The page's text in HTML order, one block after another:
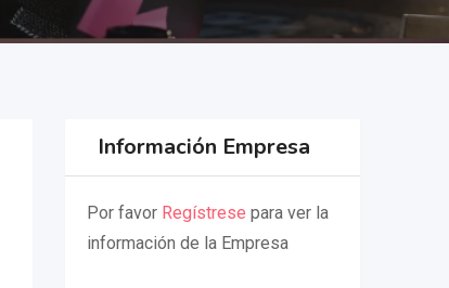
Información Empresa
Por favor Regístrese para ver la
información de la Empresa